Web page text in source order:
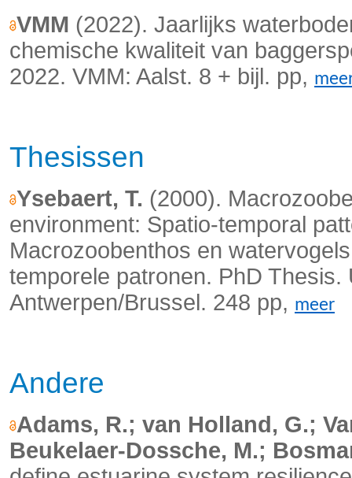
VMM (2022). Jaarlijks
chemische kwaliteit van
2022. VMM: Aalst. 8 + bijl. pp,
Thesissen
Ysebaert, T. (2000).
environment: Spatio-temporal
Macrozoobenthos en
temporele patronen. PhD Thesis.
Antwerpen/Brussel. 248 pp, meer
Andere
Adams, R.; van Holland, G.;
Beukelaer-Dossche, M.;